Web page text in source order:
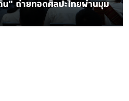
” ถ่ายทอดศิลปะไทยผ่านมุม